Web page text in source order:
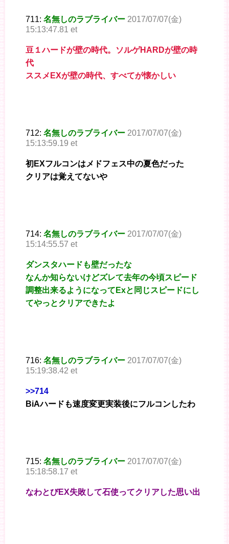
711: 名無しのラブライバー 2017/07/07(金)
15:13:47.81 et
豆１ハードが壁の時代。ソルゲHARDが壁の時
代
ススメEXが壁の時代、すべてが懐かしい
712: 名無しのラブライバー 2017/07/07(金)
15:13:59.19 et
初EXフルコンはメドフェス中の夏色だった
クリアは覚えてないや
714: 名無しのラブライバー 2017/07/07(金)
15:14:55.57 et
ダンスタハードも壁だったな
なんか知らないけどズレて去年の今頃スピード
調整出来るようになってExと同じスピードにし
てやっとクリアできたよ
716: 名無しのラブライバー 2017/07/07(金)
15:19:38.42 et
>>714
BiAハードも速度変更実装後にフルコンしたわ
715: 名無しのラブライバー 2017/07/07(金)
15:18:58.17 et
なわとびEX失敗して石使ってクリアした思い出